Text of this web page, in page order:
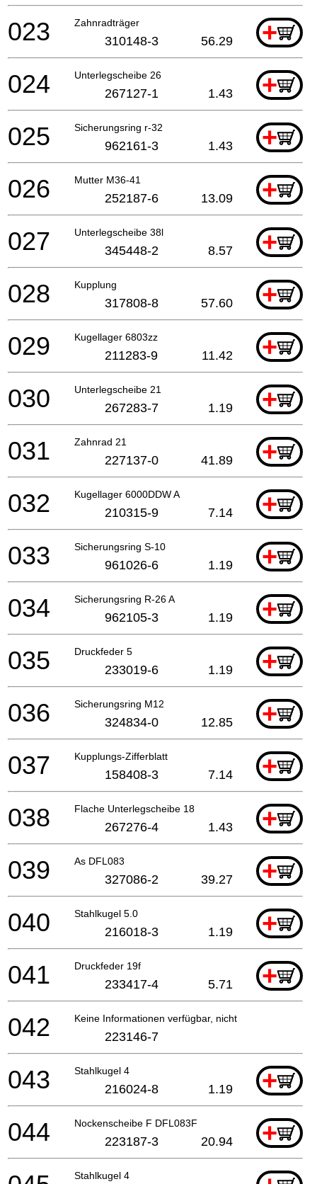
Zahnradträger +
023 310148-3 56.29
Unterlegscheibe 26 +
024 267127-1 1.43
Sicherungsring r-32 +
025 962161-3 1.43
Mutter M36-41 +
026 252187-6 13.09
Unterlegscheibe 38l +
027 345448-2 8.57
Kupplung +
028 317808-8 57.60
Kugellager 6803zz +
029 211283-9 11.42
Unterlegscheibe 21 +
030 267283-7 1.19
Zahnrad 21 +
031 227137-0 41.89
Kugellager 6000DDW A +
032 210315-9 7.14
Sicherungsring S-10 +
033 961026-6 1.19
Sicherungsring R-26 A +
034 962105-3 1.19
Druckfeder 5 +
035 233019-6 1.19
Sicherungsring M12 +
036 324834-0 12.85
Kupplungs-Zifferblatt +
037 158408-3 7.14
Flache Unterlegscheibe 18 +
038 267276-4 1.43
As DFL083 +
039 327086-2 39.27
Stahlkugel 5.0 +
040 216018-3 1.19
Druckfeder 19f +
041 233417-4 5.71
Keine Informationen verfügbar, nicht bestellbar
042 223146-7
Stahlkugel 4 +
043 216024-8 1.19
Nockenscheibe F DFL083F +
044 223187-3 20.94
Stahlkugel 4